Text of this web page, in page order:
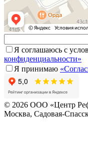
Я соглашаюсь с
конфиденциальности»
Я принимаю
© 2026 ООО «Центр
Москва, Садовая-